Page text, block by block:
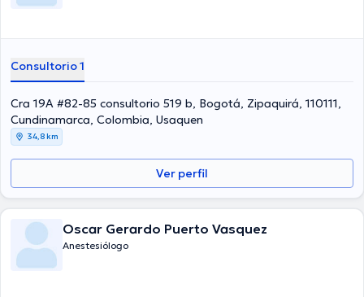
Consultorio 1
Cra 19A #82-85 consultorio 519 b, Bogotá, Zipaquirá, 110111,
Cundinamarca, Colombia, Usaquen
34,8 km
Ver perfil
Oscar Gerardo Puerto Vasquez
Anestesiólogo